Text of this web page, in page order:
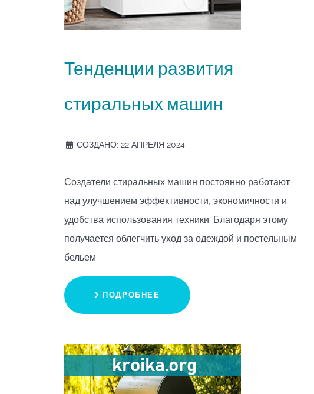
Тенденции развития
стиральных машин
СОЗДАНО: 22 АПРЕЛЯ 2024
Создатели стиральных машин постоянно работают
над улучшением эффективности, экономичности и
удобства использования техники. Благодаря этому
получается облегчить уход за одеждой и постельным
бельем.
ПОДРОБНЕЕ